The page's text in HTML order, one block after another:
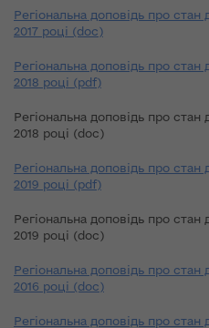
Регіональна доповідь про стан
2017 році (doc)
Регіональна доповідь про стан
2018 році (pdf)
Регіональна доповідь про стан
2018 році (doc)
Регіональна доповідь про стан
2019 році (pdf)
Регіональна доповідь про стан
2019 році (doc)
Регіональна доповідь про стан
2016 році (doc)
Регіональна доповідь про стан